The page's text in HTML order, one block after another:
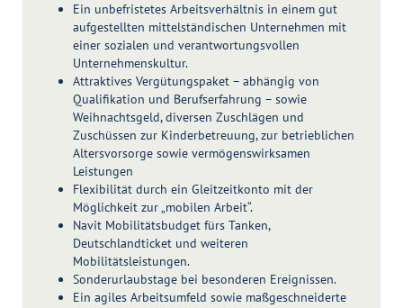
Ein unbefristetes Arbeitsverhältnis in einem gut
aufgestellten mittelständischen Unternehmen mit
einer sozialen und verantwortungsvollen
Unternehmenskultur.
Attraktives Vergütungspaket – abhängig von
Qualifikation und Berufserfahrung – sowie
Weihnachtsgeld, diversen Zuschlägen und
Zuschüssen zur Kinderbetreuung, zur betrieblichen
Altersvorsorge sowie vermögenswirksamen
Leistungen
Flexibilität durch ein Gleitzeitkonto mit der
Möglichkeit zur „mobilen Arbeit“.
Navit Mobilitätsbudget fürs Tanken,
Deutschlandticket und weiteren
Mobilitätsleistungen.
Sonderurlaubstage bei besonderen Ereignissen.
Ein agiles Arbeitsumfeld sowie maßgeschneiderte